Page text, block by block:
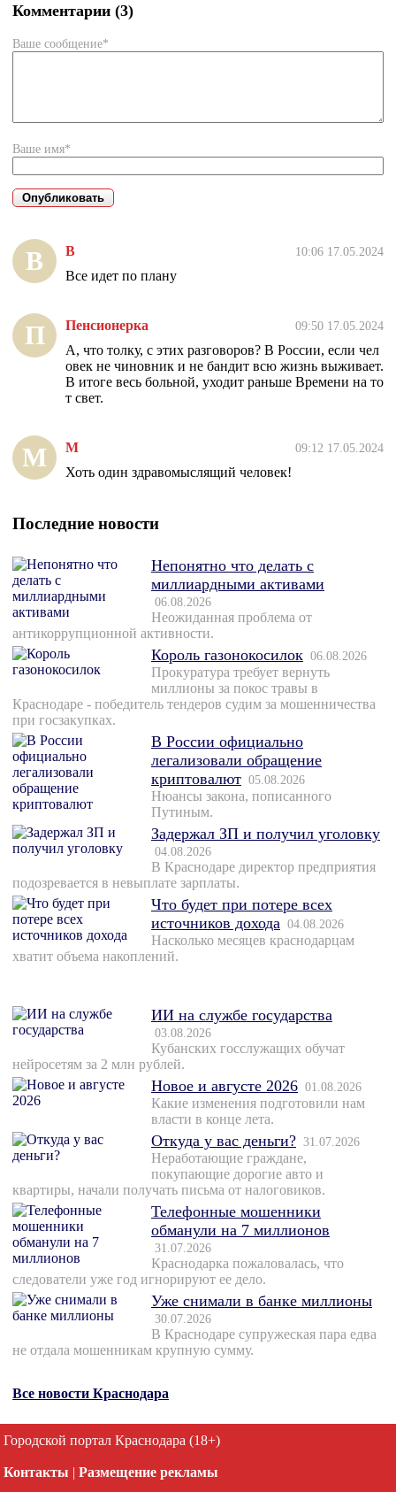
Комментарии (3)
Ваше сообщение*
Ваше имя*
В В 10:06 17.05.2024
Все идет по плану
П Пенсионерка 09:50 17.05.2024
А, что толку, с этих разговоров? В России, если чел
овек не чиновник и не бандит всю жизнь выживает.
В итоге весь больной, уходит раньше Времени на то
т свет.
М М 09:12 17.05.2024
Хоть один здравомыслящий человек!
Последние новости
Непонятно что делать с
миллиардными активами
06.08.2026
Неожиданная проблема от
антикоррупционной активности.
Король газонокосилок 06.08.2026
Прокуратура требует вернуть
миллионы за покос травы в
Краснодаре - победитель тендеров судим за мошенничества
при госзакупках.
В России официально
легализовали обращение
криптовалют 05.08.2026
Нюансы закона, пописанного
Путиным.
Задержал ЗП и получил уголовку
04.08.2026
В Краснодаре директор предприятия
подозревается в невыплате зарплаты.
Что будет при потере всех
источников дохода 04.08.2026
Насколько месяцев краснодарцам
хватит объема накоплений.
ИИ на службе государства
03.08.2026
Кубанских госслужащих обучат
нейросетям за 2 млн рублей.
Новое и августе 2026 01.08.2026
Какие изменения подготовили нам
власти в конце лета.
Откуда у вас деньги? 31.07.2026
Неработающие граждане,
покупающие дорогие авто и
квартиры, начали получать письма от налоговиков.
Телефонные мошенники
обманули на 7 миллионов
31.07.2026
Краснодарка пожаловалась, что
следователи уже год игнорируют ее дело.
Уже снимали в банке миллионы
30.07.2026
В Краснодаре супружеская пара едва
не отдала мошенникам крупную сумму.
Все новости Краснодара
Городской портал Краснодара (18+)
Контакты | Размещение рекламы